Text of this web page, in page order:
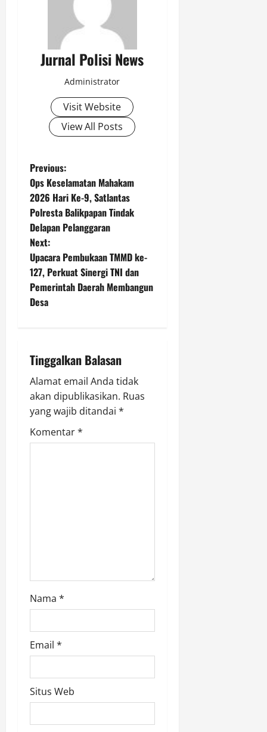
Jurnal Polisi News
Administrator
Visit Website
View All Posts
P
o
s
t
n
a
i
g
a
t
i
Previous:
Ops Keselamatan Mahakam
2026 Hari Ke-9, Satlantas
Polresta Balikpapan Tindak
Delapan Pelanggaran
Next:
Upacara Pembukaan TMMD ke-
127, Perkuat Sinergi TNI dan
Pemerintah Daerah Membangun
Desa
Tinggalkan Balasan
Alamat email Anda tidak
akan dipublikasikan. Ruas
yang wajib ditandai *
Komentar*
Nama *
Email *
Situs Web